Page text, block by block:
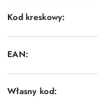
Kod kreskowy:
EAN:
Własny kod: